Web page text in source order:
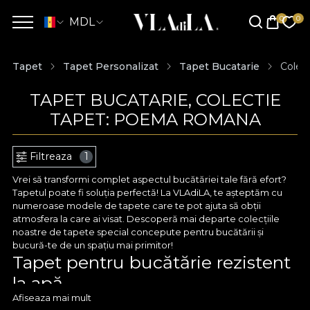
MDL
Tapet Tapet Personalizat Tapet Bucatarie
TAPET BUCATARIE, COLECTIE
TAPET: POEMA ROMANA
Filtreaza 1
Vrei să transformi complet aspectul bucătăriei tale fără efort?
Tapetul poate fi soluția perfectă! La VLAdiLA, te așteptăm cu
numeroase modele de tapete care te pot ajuta să obții
atmosfera la care ai visat. Descoperă mai departe colecțiile
noastre de tapete special concepute pentru bucătării și
bucură-te de un spațiu mai primitor!
Tapet pentru bucătărie rezistent
la apă
Afiseaza mai mult